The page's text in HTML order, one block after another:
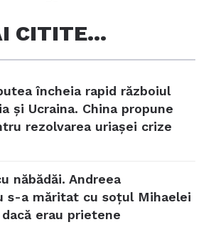
CITITE…
încheia rapid războiul
și Ucraina. China propune
rezolvarea uriașei crize
năbădăi. Andreea
s-a măritat cu soțul Mihaelei
erau prietene